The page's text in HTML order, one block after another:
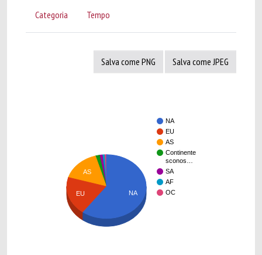
Categoria Tempo
Salva come PNG Salva come JPEG
NA
EU
AS
Continente
sconos…
SA
AF
OC
AS
EU NA